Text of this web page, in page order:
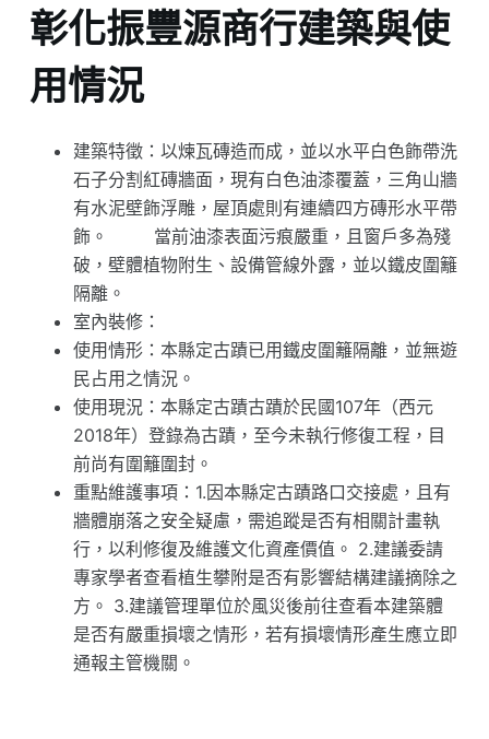
彰化振豐源商行建築與使
用情況
建築特徵：以煉瓦磚造而成，並以水平白色飾帶洗
石子分割紅磚牆面，現有白色油漆覆蓋，三角山牆
有水泥壁飾浮雕，屋頂處則有連續四方磚形水平帶
飾。 當前油漆表面污痕嚴重，且窗戶多為殘
破，壁體植物附生、設備管線外露，並以鐵皮圍籬
隔離。
室內裝修：
使用情形：本縣定古蹟已用鐵皮圍籬隔離，並無遊
民占用之情況。
使用現況：本縣定古蹟古蹟於民國107年（西元
2018年）登錄為古蹟，至今未執行修復工程，目
前尚有圍籬圍封。
重點維護事項：1.因本縣定古蹟路口交接處，且有
牆體崩落之安全疑慮，需追蹤是否有相關計畫執
行，以利修復及維護文化資產價值。 2.建議委請
專家學者查看植生攀附是否有影響結構建議摘除之
方。 3.建議管理單位於風災後前往查看本建築體
是否有嚴重損壞之情形，若有損壞情形產生應立即
通報主管機關。